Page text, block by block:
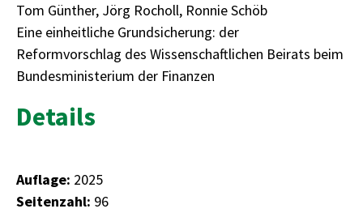
Tom Günther, Jörg Rocholl, Ronnie Schöb
Eine einheitliche Grundsicherung: der
Reformvorschlag des Wissenschaftlichen Beirats beim
Bundesministerium der Finanzen
Details
Auflage: 2025
Seitenzahl: 96